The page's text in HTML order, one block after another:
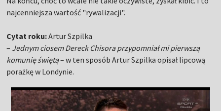
najcenniejsza wartość "rywalizacji".
Cytat roku:Artur Szpilka
– Jednym ciosem Dereck Chisora przypomniał mi pierwszą
komunię świętą– w ten sposób Artur Szpilka opisał lipcową
porażkę w Londynie.